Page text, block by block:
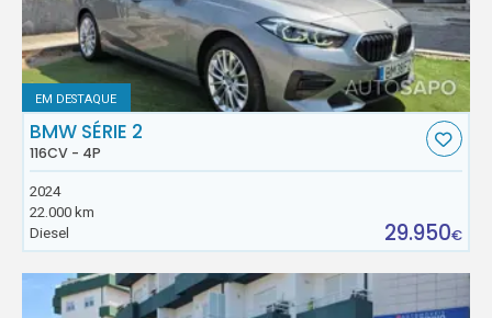
EM DESTAQUE
BMW SÉRIE 2
116CV - 4P
2024
22.000 km
Diesel
29.950€